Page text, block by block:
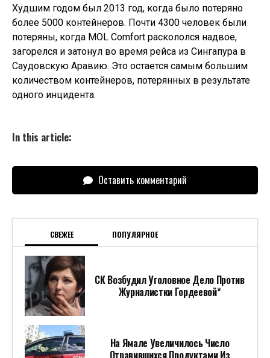
Худшим годом был 2013 год, когда было потеряно
более 5000 контейнеров. Почти 4300 человек были
потеряны, когда MOL Comfort раскололся надвое,
загорелся и затонул во время рейса из Сингапура в
Саудовскую Аравию. Это остается самым большим
количеством контейнеров, потерянных в результате
одного инцидента.
In this article:
Оставить комментарий
СВЕЖЕЕ ПОПУЛЯРНОЕ
СК Возбудил Уголовное Дело Против
Журналистки Гордеевой*
На Ямале Увеличилось Число
Отравившихся Продуктами Из